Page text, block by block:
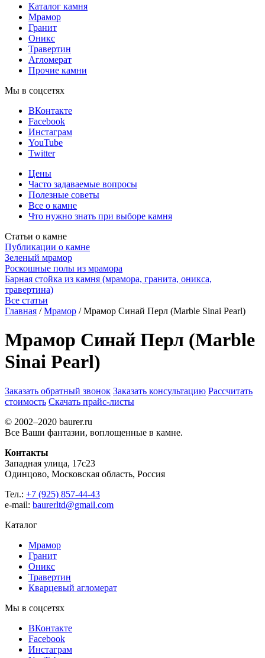
Каталог камня
Мрамор
Гранит
Оникс
Травертин
Агломерат
Прочие камни
Мы в соцсетях
ВКонтакте
Facebook
Инстаграм
YouTube
Twitter
Цены
Часто задаваемые вопросы
Полезные советы
Все о камне
Что нужно знать при выборе камня
Статьи о камне
Публикации о камне
Зеленый мрамор
Роскошные полы из мрамора
Барная стойка из камня (мрамора, гранита, оникса,
травертина)
Все статьи
Главная / Мрамор / Мрамор Синай Перл (Marble Sinai Pearl)
Мрамор Синай Перл (Marble
Sinai Pearl)
Заказать обратный звонок Заказать консультацию Рассчитать
стоимость Скачать прайс-листы
© 2002–2020 baurer.ru
Все Ваши фантазии, воплощенные в камне.
Контакты
Западная улица, 17с23
Одинцово, Московская область, Россия
Тел.: +7 (925) 857-44-43
e-mail: baurerltd@gmail.com
Каталог
Мрамор
Гранит
Оникс
Травертин
Кварцевый агломерат
Мы в соцсетях
ВКонтакте
Facebook
Инстаграм